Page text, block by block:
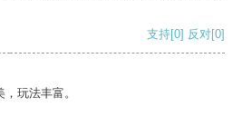
支持[0] 反对[0]
玩法丰富。